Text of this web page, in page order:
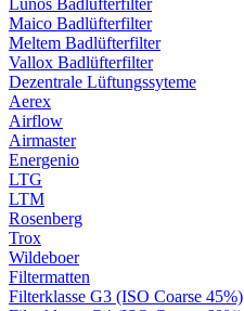
Lunos Badlüfterfilter
Maico Badlüfterfilter
Meltem Badlüfterfilter
Vallox Badlüfterfilter
Dezentrale Lüftungssyteme
Aerex
Airflow
Airmaster
Energenio
LTG
LTM
Rosenberg
Trox
Wildeboer
Filtermatten
Filterklasse G3 (ISO Coarse 45%)